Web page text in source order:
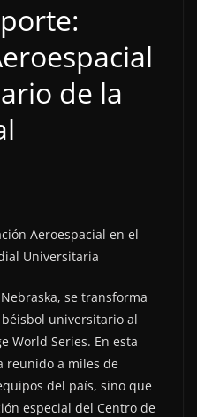
de la
se transforma
universitario al
World Series. En esta
reunido a miles de
del país, sino que
especial del Centro de